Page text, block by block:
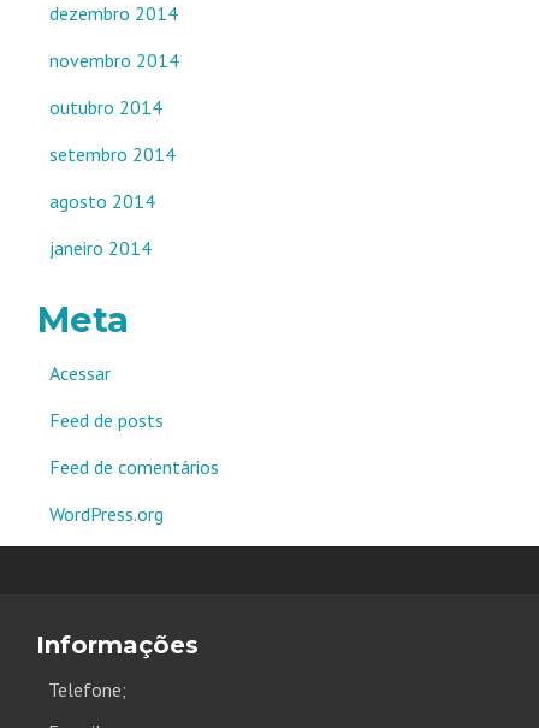
dezembro 2014
novembro 2014
outubro 2014
setembro 2014
agosto 2014
janeiro 2014
Meta
Acessar
Feed de posts
Feed de comentários
WordPress.org
Informações
Telefone;